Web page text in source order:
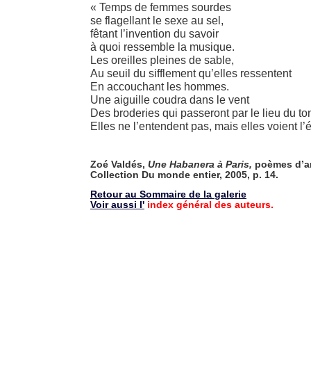
« Temps de femmes sourdes
se flagellant le sexe au sel,
fêtant l’invention du savoir
à quoi ressemble la musique.
Les oreilles pleines de sable,
Au seuil du sifflement qu’elles ressentent
En accouchant les hommes.
Une aiguille coudra dans le vent
Des broderies qui passeront par le lieu du
Elles ne l’entendent pas, mais elles voient
Zoé Valdés, Une Habanera à Paris, poèmes
Collection Du monde entier, 2005, p. 14.
Retour au Sommaire de la galerie
Voir aussi l' index général des auteurs.